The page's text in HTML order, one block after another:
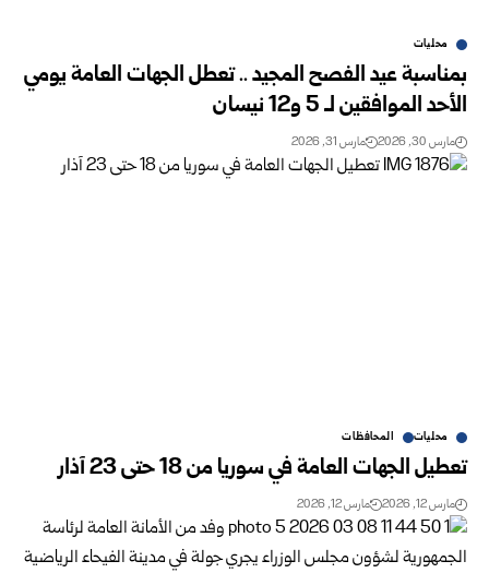
محليات
بمناسبة عيد الفصح المجيد .. تعطل الجهات العامة يومي
الأحد الموافقين لـ 5 و12 نيسان
مارس 30, 2026 مارس 31, 2026
محليات المحافظات
تعطيل الجهات العامة في سوريا من 18 حتى 23 آذار
مارس 12, 2026 مارس 12, 2026